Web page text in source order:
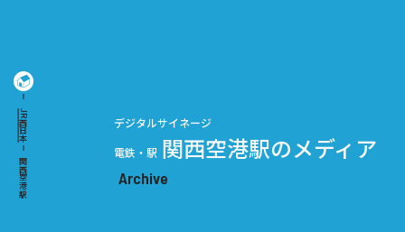
JR西日本
関西空港駅
デジタルサイネージ
電鉄・駅 関西空港駅のメディア